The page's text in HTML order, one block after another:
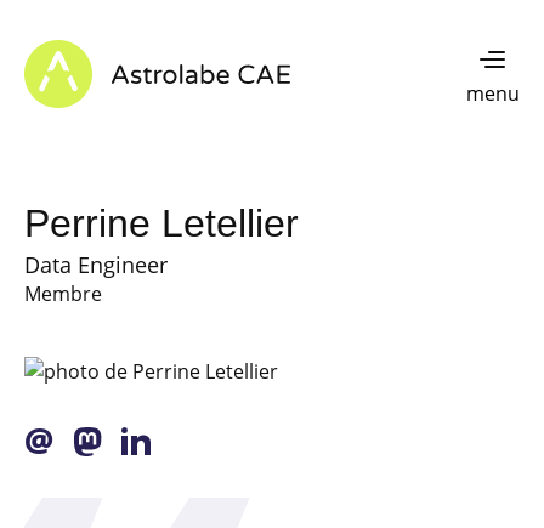
Astrolabe CAE - Home
menu
Perrine Letellier
Data Engineer
Membre
@